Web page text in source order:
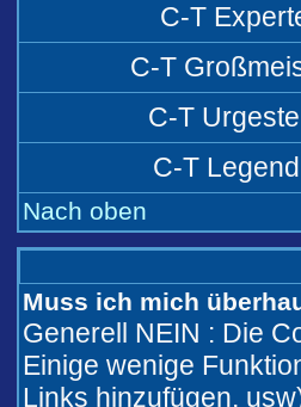
C-T
C-T
C-T
C-T
Nach oben
Muss ich mich
Generell NEIN : Die
Einige wenige
Links hinzufügen,